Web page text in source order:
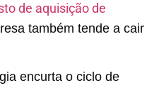
de aquisição de
também tende a cair
encurta o ciclo de